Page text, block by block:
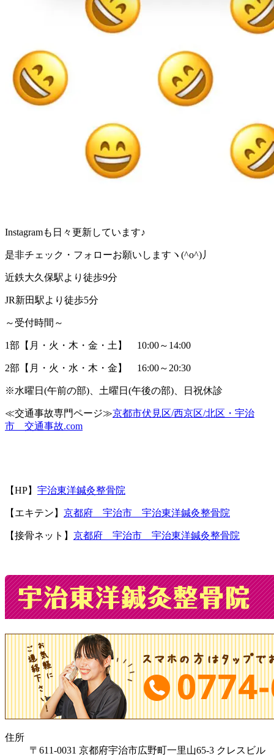
Instagramも日々更新しています♪
是非チェック・フォローお願いしますヽ(^o^)丿
近鉄大久保駅より徒歩9分
JR新田駅より徒歩5分
～受付時間～
1部【月・火・木・金・土】 10:00～14:00
2部【月・火・水・木・金】 16:00～20:30
※水曜日(午前の部)、土曜日(午後の部)、日祝休診
≪交通事故専門ページ≫京都市伏見区/西京区/北区・宇治
市 交通事故.com
【HP】 宇治東洋鍼灸整骨院
【エキテン】 京都府 宇治市 宇治東洋鍼灸整骨院
【接骨ネット】 京都府 宇治市 宇治東洋鍼灸整骨院
住所
〒611-0031 京都府宇治市広野町一里山65-3 クレスビル